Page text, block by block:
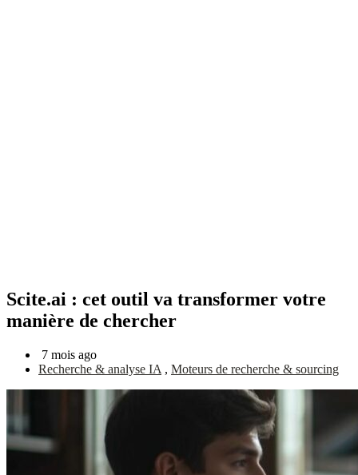
Scite.ai : cet outil va transformer votre
manière de chercher
7 mois ago
Recherche & analyse IA , Moteurs de recherche & sourcing